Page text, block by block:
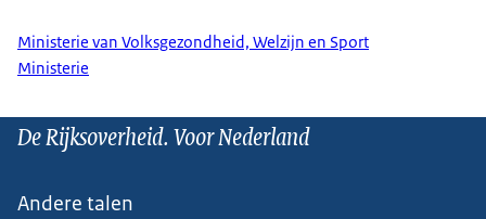
Ministerie van Volksgezondheid, Welzijn en Sport
Ministerie
De Rijksoverheid. Voor Nederland
Andere talen